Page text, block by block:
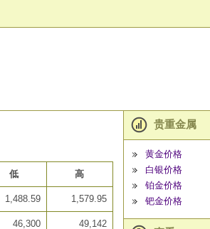
低 高
1,488.59 1,579.95
46,300 49,142
贵重金属
黄金价格
白银价格
铂金价格
钯金价格